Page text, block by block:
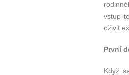
vstup
oživit
První
Když